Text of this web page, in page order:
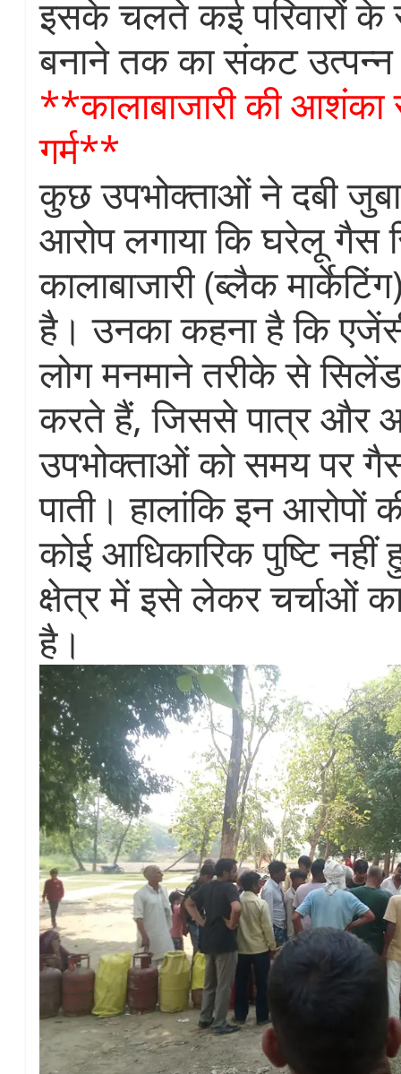
इसके चलते कई परिवारों के
बनाने तक का संकट उत्पन्न
**कालाबाजारी की आशंका
गर्म**
कुछ उपभोक्ताओं ने दबी
आरोप लगाया कि घरेलू गैस
कालाबाजारी (ब्लैक
है। उनका कहना है कि
लोग मनमाने तरीके से
करते हैं, जिससे पात्र और
उपभोक्ताओं को समय पर
पाती। हालांकि इन आरोपों
कोई आधिकारिक पुष्टि
क्षेत्र में इसे लेकर चर्चाओं का
है।